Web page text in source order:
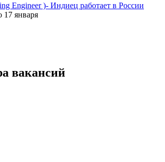
Engineer )- Индиец работает в России
17 января
вакансий